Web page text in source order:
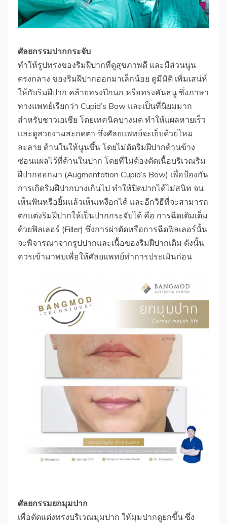
ศัลยกรรมปากกระจับ
ทำให้รูปทรงของริมฝีปากที่ดูสุขภาพดี และมีส่วนนูน
ตรงกลาง ของริมฝีปากออกมาเล็กน้อย ดูมีมิติ เพิ่มเสน่ห์
ให้กับริมฝีปาก คล้ายทรงปีกนก หรือทรงคันธนู ซึ่งภาษา
ทางแพทย์เรียกว่า Cupid’s Bow และเป็นที่นิยมมาก
สำหรับชาวเอเชีย โดยเทคนิคบางมด ทำให้แผลหายเร็ว
เเละดูสวยงามสะกดตา ซึ่งศัลยแพทย์จะเย็บด้วยไหม
ละลาย ด้านในให้นูนขึ้น โดยไม่ตัดริมฝีปากด้านข้าง
ซ่อนแผลไว้ที่ด้านในปาก โดยที่ไม่ต้องตัดเนื้อบริเวณริม
ฝีปากออกมา (Augmentation Cupid’s Bow) เพื่อป้องกัน
การเกิดริมฝีปากบางเกินไป ทำให้ปิดปากได้ไม่สนิท จน
เห็นฟันหรือยิ้มเเล้วเห็นเหงือกได้ และอีกวิธีที่จะสามารถ
ตกแต่งริมฝีปากให้เป็นปากกระจับได้ คือ การฉีดเติมเต็ม
ด้วยฟิลเลอร์ (Filler) ซึ่งการผ่าตัดหรือการฉีดฟิลเลอร์นั้น
จะพิจารณาจากรูปปากและเนื้อของริมฝีปากเดิม ดังนั้น
ควรเข้ามาพบเพื่อให้ศัลยแพทย์ทำการประเมินก่อน
ศัลยกรรมยกมุมปาก
เพื่อตัดแต่งทรงบริเวณมุมปาก ให้มุมปากดูยกขึ้น ซึ่ง